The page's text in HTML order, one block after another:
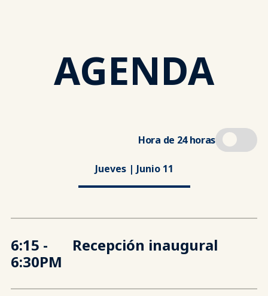
AGENDA
Hora de 24 horas
Jueves | Junio 11
6:15 -
6:30PM
Recepción inaugural